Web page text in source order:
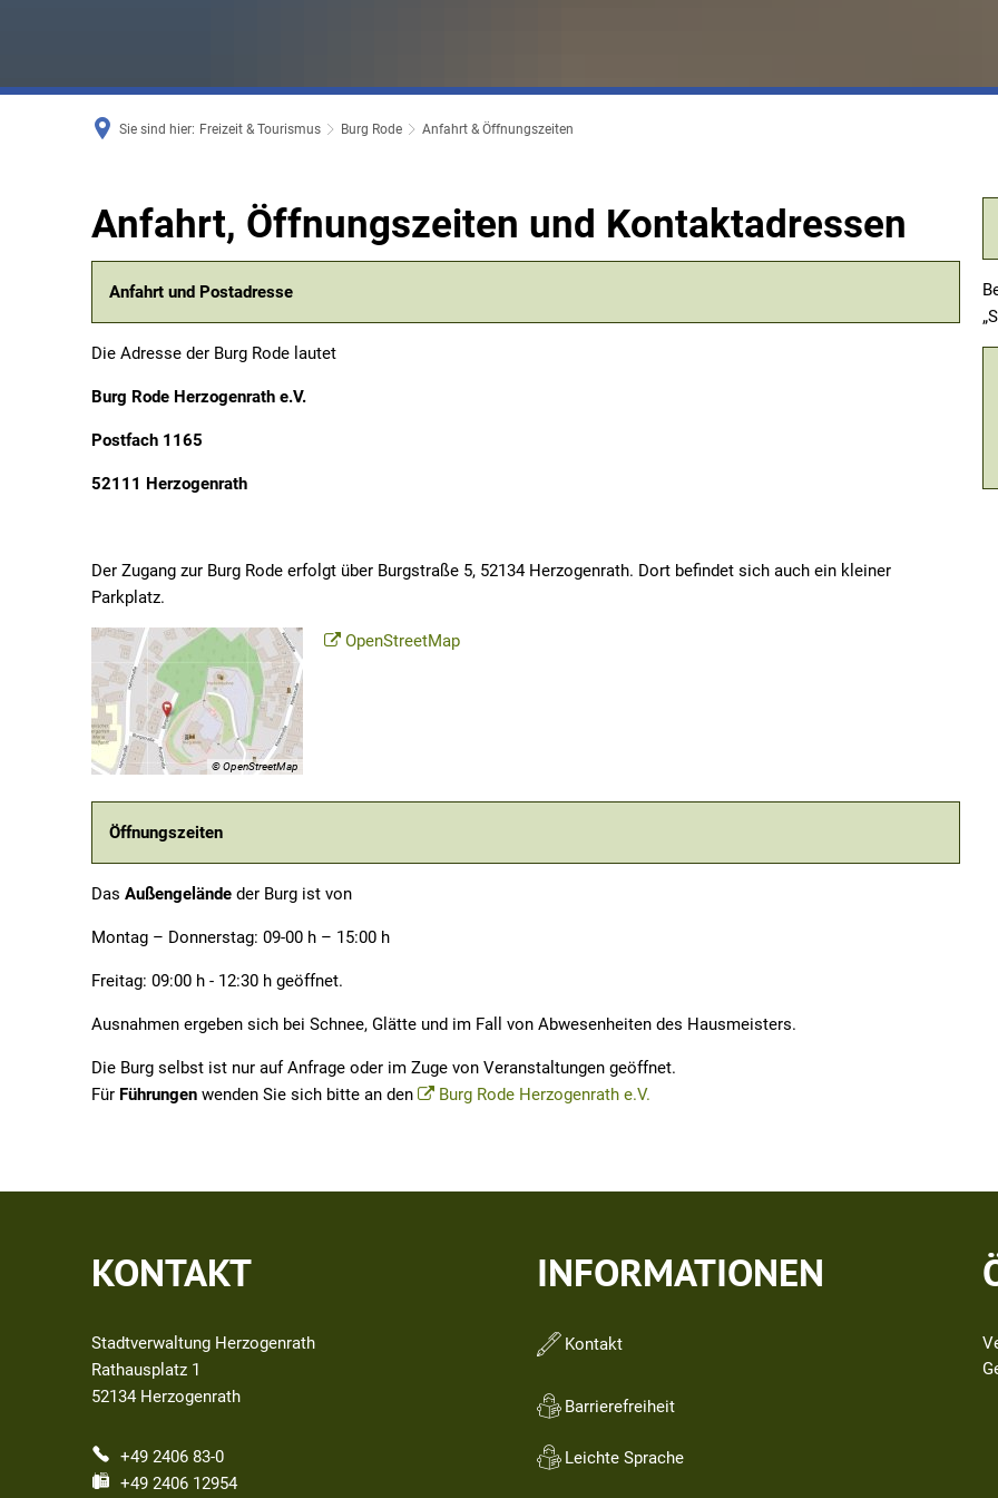
Sie sind hier: Freizeit & Tourismus Burg Rode Anfahrt & Öffnungszeiten
Anfahrt
Öffnungszeiten
Anfahrt, Öffnungszeiten und Kontaktadressen
Anfahrt und Postadresse
Die Adresse der Burg Rode lautet
Burg Rode Herzogenrath e.V.
Postfach 1165
52111 Herzogenrath
Der Zugang zur Burg Rode erfolgt über Burgstraße 5, 52134 Herzogenrath. Dort befindet sich auch ein kleiner
Parkplatz.
© OpenStreetMap
OpenStreetMap
Öffnungszeiten
Das Außengelände der Burg ist von
Montag – Donnerstag: 09-00 h – 15:00 h
Freitag: 09:00 h - 12:30 h geöffnet.
Ausnahmen ergeben sich bei Schnee, Glätte und im Fall von Abwesenheiten des Hausmeisters.
Die Burg selbst ist nur auf Anfrage oder im Zuge von Veranstaltungen geöffnet.
Für Führungen wenden Sie sich bitte an den Burg Rode Herzogenrath e.V.
KONTAKT
Stadtverwaltung Herzogenrath
Rathausplatz 1
52134 Herzogenrath
+49 2406 83-0
+49 2406 12954
INFORMATIONEN
Kontakt
Barrierefreiheit
Leichte Sprache